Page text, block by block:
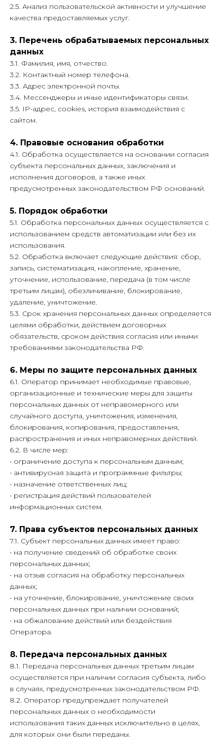
2.5. Анализ пользовательской активности и улучшение
качества предоставляемых услуг.
3. Перечень обрабатываемых персональных
данных
3.1. Фамилия, имя, отчество.
3.2. Контактный номер телефона.
3.3. Адрес электронной почты.
3.4. Мессенджеры и иные идентификаторы связи.
3.5. IP-адрес, cookies, история взаимодействия с
сайтом.
4. Правовые основания обработки
4.1. Обработка осуществляется на основании согласия
субъекта персональных данных, заключения и
исполнения договоров, а также иных
предусмотренных законодательством РФ оснований.
5. Порядок обработки
5.1. Обработка персональных данных осуществляется с
использованием средств автоматизации или без их
использования.
5.2. Обработка включает следующие действия: сбор,
запись, систематизация, накопление, хранение,
уточнение, использование, передача (в том числе
третьим лицам), обезличивание, блокирование,
удаление, уничтожение.
5.3. Срок хранения персональных данных определяется
целями обработки, действием договорных
обязательств, сроком действия согласия или иными
требованиями законодательства РФ.
6. Меры по защите персональных данных
6.1. Оператор принимает необходимые правовые,
организационные и технические меры для защиты
персональных данных от неправомерного или
случайного доступа, уничтожения, изменения,
блокирования, копирования, предоставления,
распространения и иных неправомерных действий.
6.2. В числе мер:
• ограничение доступа к персональным данным;
• антивирусная защита и программные фильтры;
• назначение ответственных лиц;
• регистрация действий пользователей
информационных систем.
7. Права субъектов персональных данных
7.1. Субъект персональных данных имеет право:
• на получение сведений об обработке своих
персональных данных;
• на отзыв согласия на обработку персональных
данных;
• на уточнение, блокирование, уничтожение своих
персональных данных при наличии оснований;
• на обжалование действий или бездействия
Оператора.
8. Передача персональных данных
8.1. Передача персональных данных третьим лицам
осуществляется при наличии согласия субъекта, либо
в случаях, предусмотренных законодательством РФ.
8.2. Оператор предупреждает получателей
персональных данных о необходимости
использования таких данных исключительно в целях,
для которых они были переданы.